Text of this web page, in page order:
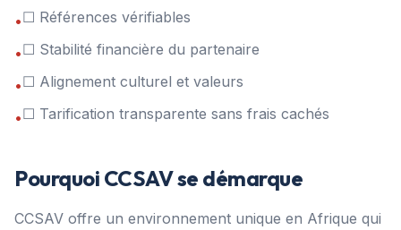
•☐ Références vérifiables
•☐ Stabilité financière du partenaire
•☐ Alignement culturel et valeurs
•☐ Tarification transparente sans frais cachés
Pourquoi CCSAV se démarque
CCSAV offre un environnement unique en Afrique qui